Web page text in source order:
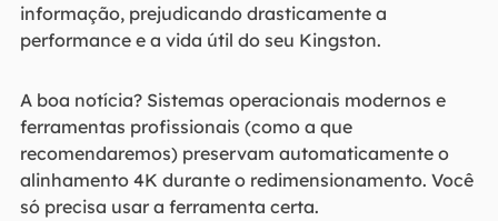
informação, prejudicando drasticamente a
performance e a vida útil do seu Kingston.
A boa notícia? Sistemas operacionais modernos e
ferramentas profissionais (como a que
recomendaremos) preservam automaticamente o
alinhamento 4K durante o redimensionamento. Você
só precisa usar a ferramenta certa.